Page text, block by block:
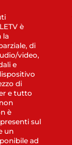
è
la
di
video,
e
di
e tutto
è
sul
un
ad